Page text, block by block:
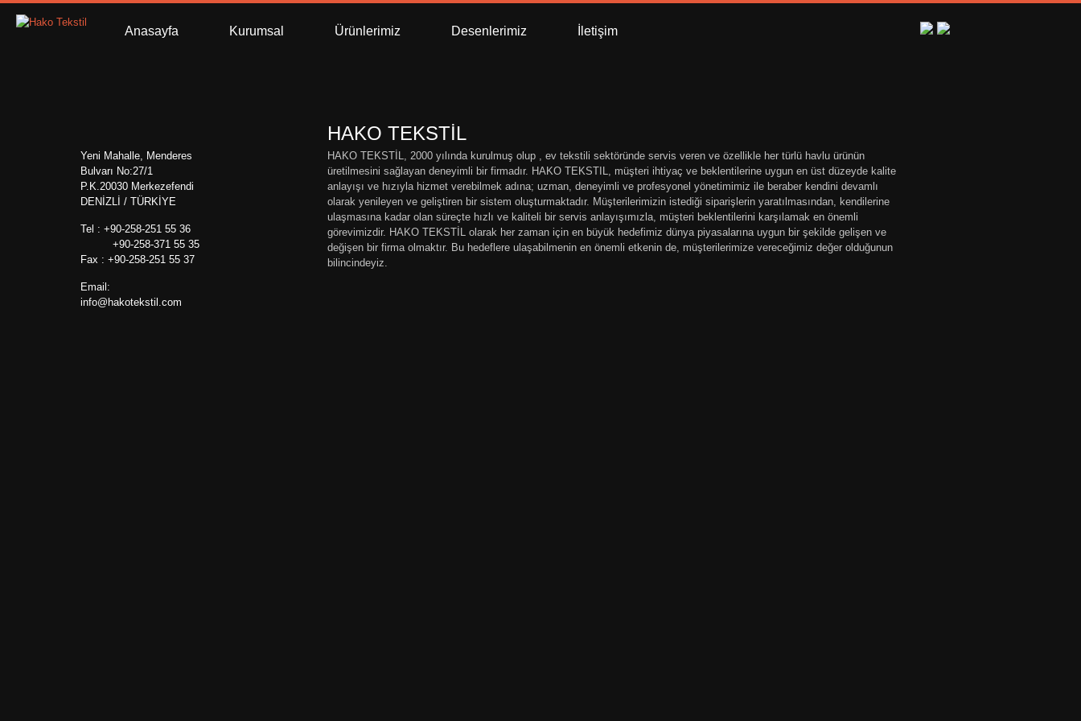
Anasayfa Kurumsal Ürünlerimiz Desenlerimiz İletişim
Yeni Mahalle, Menderes
Bulvarı No:27/1
P.K.20030 Merkezefendi
DENİZLİ / TÜRKİYE
Tel : +90-258-251 55 36
+90-258-371 55 35
Fax : +90-258-251 55 37
Email:
info@hakotekstil.com
HAKO TEKSTİL
HAKO TEKSTİL, 2000 yılında kurulmuş olup , ev tekstili sektöründe servis veren ve özellikle her türlü havlu ürünün
üretilmesini sağlayan deneyimli bir firmadır. HAKO TEKSTIL, müşteri ihtiyaç ve beklentilerine uygun en üst düzeyde kalite
anlayışı ve hızıyla hizmet verebilmek adına; uzman, deneyimli ve profesyonel yönetimimiz ile beraber kendini devamlı
olarak yenileyen ve geliştiren bir sistem oluşturmaktadır. Müşterilerimizin istediği siparişlerin yaratılmasından, kendilerine
ulaşmasına kadar olan süreçte hızlı ve kaliteli bir servis anlayışımızla, müşteri beklentilerini karşılamak en önemli
görevimizdir. HAKO TEKSTİL olarak her zaman için en büyük hedefimiz dünya piyasalarına uygun bir şekilde gelişen ve
değişen bir firma olmaktır. Bu hedeflere ulaşabilmenin en önemli etkenin de, müşterilerimize vereceğimiz değer olduğunun
bilincindeyiz.